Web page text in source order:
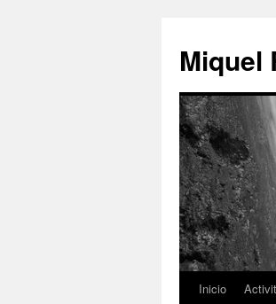
Miquel
Inicio